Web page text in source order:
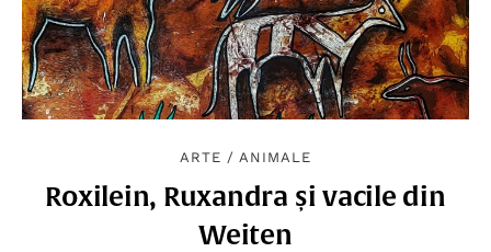
ARTE / ANIMALE
Roxilein, Ruxandra și vacile din
Weiten